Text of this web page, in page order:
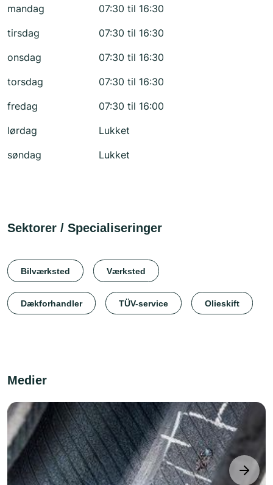
mandag
07:30 til 16:30
tirsdag
07:30 til 16:30
onsdag
07:30 til 16:30
torsdag
07:30 til 16:30
fredag
07:30 til 16:00
lørdag
Lukket
søndag
Lukket
Sektorer / Specialiseringer
Bilværksted Værksted
Dækforhandler TÜV-service Olieskift
Medier
next